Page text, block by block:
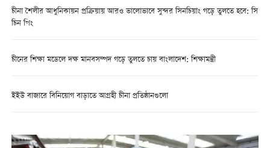
চীনা শৈলীর আধুনিকায়ন প্রক্রিয়ায় আরও ভালোভাবে সুন্দর সিনচিয়াং গড়ে তুলতে হবে: সি
চিন পিং
চীনের শিক্ষা মডেলে দক্ষ মানবসম্পদ গড়ে তুলতে চায় বাংলাদেশ: শিক্ষামন্ত্রী
ইইউ বাজারে বিনিয়োগ বাড়াতে আগ্রহী চীনা প্রতিষ্ঠানগুলো